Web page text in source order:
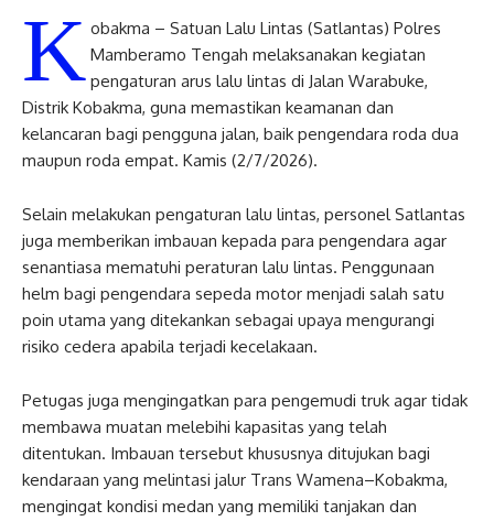
K obakma – Satuan Lalu Lintas (Satlantas) Polres
Mamberamo Tengah melaksanakan kegiatan
pengaturan arus lalu lintas di Jalan Warabuke,
Distrik Kobakma, guna memastikan keamanan dan
kelancaran bagi pengguna jalan, baik pengendara roda dua
maupun roda empat. Kamis (2/7/2026).
Selain melakukan pengaturan lalu lintas, personel Satlantas
juga memberikan imbauan kepada para pengendara agar
senantiasa mematuhi peraturan lalu lintas. Penggunaan
helm bagi pengendara sepeda motor menjadi salah satu
poin utama yang ditekankan sebagai upaya mengurangi
risiko cedera apabila terjadi kecelakaan.
Petugas juga mengingatkan para pengemudi truk agar tidak
membawa muatan melebihi kapasitas yang telah
ditentukan. Imbauan tersebut khususnya ditujukan bagi
kendaraan yang melintasi jalur Trans Wamena–Kobakma,
mengingat kondisi medan yang memiliki tanjakan dan